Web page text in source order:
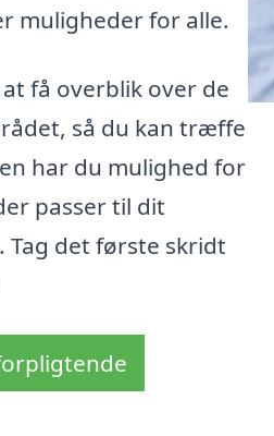
muligheder for alle.
få overblik over de
så du kan træffe
har du mulighed for
passer til dit
det første skridt